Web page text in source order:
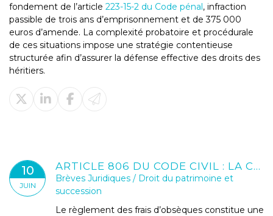
fondement de l’article 223-15-2 du Code pénal, infraction
passible de trois ans d’emprisonnement et de 375 000
euros d’amende. La complexité probatoire et procédurale
de ces situations impose une stratégie contentieuse
structurée afin d’assurer la défense effective des droits des
héritiers.
ARTICLE 806 DU CODE CIVIL : LA CHARGE DES FRAIS D’OBSÈQUES EN CAS DE RENONCIATION À SUCCESSION
10
JUIN
Brèves Juridiques / Droit du patrimoine et
succession
Le règlement des frais d’obsèques constitue une